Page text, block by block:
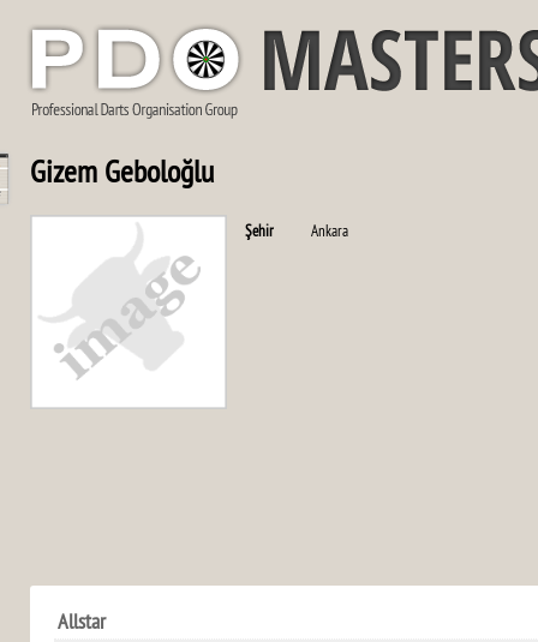
Gizem Geboloğlu
Şehir Ankara
Allstar